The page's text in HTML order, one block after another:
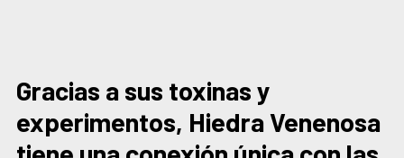
Gracias a sus toxinas y
experimentos, Hiedra Venenosa